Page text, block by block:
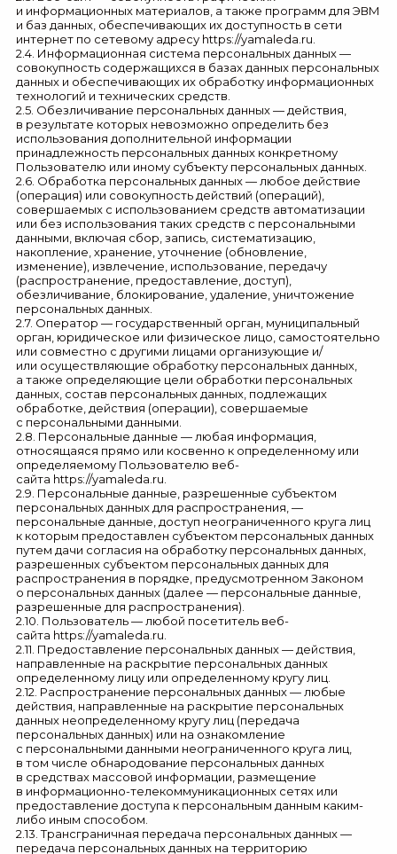
и информационных материалов, а также программ для ЭВМ
и баз данных, обеспечивающих их доступность в сети
интернет по сетевому адресу https://yamaleda.ru
2.4. Информационная система персональных данных —
совокупность содержащихся в базах данных персональных
данных и обеспечивающих их обработку информационных
технологий и технических средств.
2.5. Обезличивание персональных данных — действия,
в результате которых невозможно определить без
использования дополнительной информации
принадлежность персональных данных конкретному
Пользователю или иному субъекту персональных данных.
2.6. Обработка персональных данных — любое действие
(операция) или совокупность действий (операций),
совершаемых с использованием средств автоматизации
или без использования таких средств с персональными
данными, включая сбор, запись, систематизацию,
накопление, хранение, уточнение (обновление,
изменение), извлечение, использование, передачу
(распространение, предоставление, доступ),
обезличивание, блокирование, удаление, уничтожение
персональных данных.
2.7. Оператор — государственный орган, муниципальный
орган, юридическое или физическое лицо, самостоятельно
или совместно с другими лицами организующие и/
или осуществляющие обработку персональных данных,
а также определяющие цели обработки персональных
данных, состав персональных данных, подлежащих
обработке, действия (операции), совершаемые
с персональными данными.
2.8. Персональные данные — любая информация,
относящаяся прямо или косвенно к определенному или
определяемому Пользователю веб-
сайта https://yamaleda.ru
2.9. Персональные данные, разрешенные субъектом
персональных данных для распространения, —
персональные данные, доступ неограниченного круга лиц
к которым предоставлен субъектом персональных данных
путем дачи согласия на обработку персональных данных,
разрешенных субъектом персональных данных для
распространения в порядке, предусмотренном Законом
о персональных данных (далее — персональные данные,
разрешенные для распространения).
2.10. Пользователь — любой посетитель веб-
сайта https://yamaleda.ru
2.11. Предоставление персональных данных — действия,
направленные на раскрытие персональных данных
определенному лицу или определенному кругу лиц.
2.12. Распространение персональных данных — любые
действия, направленные на раскрытие персональных
данных неопределенному кругу лиц (передача
персональных данных) или на ознакомление
с персональными данными неограниченного круга лиц,
в том числе обнародование персональных данных
в средствах массовой информации, размещение
в информационно-телекоммуникационных сетях или
предоставление доступа к персональным данным каким-
либо иным способом.
2.13. Трансграничная передача персональных данных —
передача персональных данных на территорию